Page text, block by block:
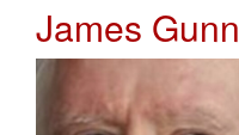
James Gunn